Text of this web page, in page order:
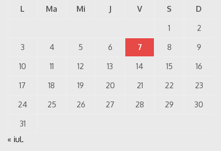
L Ma Mi J V S
D
1
2
3
4 5 6 7 8
9
10
11 12 13 14 15
16
17
18 19 20 21 22
23
24
25 26 27 28 29
30
31
« iul.